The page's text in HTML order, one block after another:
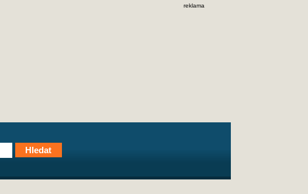
reklama